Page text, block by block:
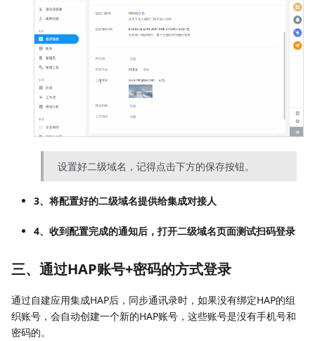
设置好二级域名，记得点击下方的保存按钮。
3、将配置好的二级域名提供给集成对接人
4、收到配置完成的通知后，打开二级域名页面测试扫码登录
三、通过HAP账号+密码的方式登录
通过自建应用集成HAP后，同步通讯录时，如果没有绑定HAP的组
织账号，会自动创建一个新的HAP账号，这些账号是没有手机号和
密码的。